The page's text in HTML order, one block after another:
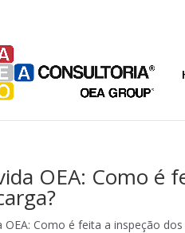
OEA: Como é
OEA: Como é feita a inspeção